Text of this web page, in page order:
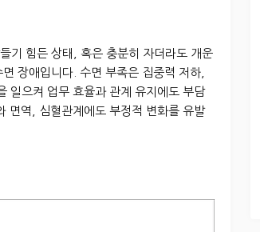
기 힘든 상태, 혹은 충분히 자더라도 개운
장애입니다. 수면 부족은 집중력 저하,
일으켜 업무 효율과 관계 유지에도 부담
면역, 심혈관계에도 부정적 변화를 유발